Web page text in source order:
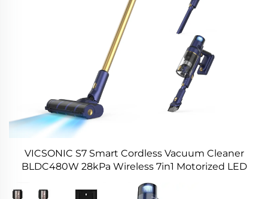
VICSONIC S7 Smart Cordless Vacuum Cleaner
BLDC480W 28kPa Wireless 7in1 Motorized LED